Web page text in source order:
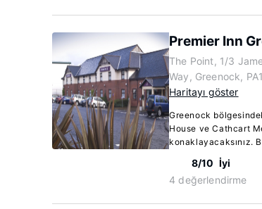
Premier Inn
The Point, 1/3
Way, Greenock,
Haritayı göster
Greenock
House ve Cathcart
konaklayacaksınız.
8/10 İyi
4 değerlendirme